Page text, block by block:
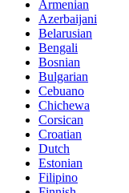
Armenian
Azerbaijani
Belarusian
Bengali
Bosnian
Bulgarian
Cebuano
Chichewa
Corsican
Croatian
Dutch
Estonian
Filipino